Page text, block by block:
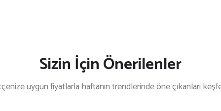
Sizin İçin Önerilenler
uygun fiyatlarla haftanın trendlerinde öne çıkanları